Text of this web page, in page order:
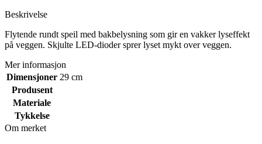
Beskrivelse
Flytende rundt speil med bakbelysning som gir en vakker lyseffekt
på veggen. Skjulte LED-dioder sprer lyset mykt over veggen.
Mer informasjon
Dimensjoner 29 cm
Produsent
Materiale
Tykkelse
Om merket